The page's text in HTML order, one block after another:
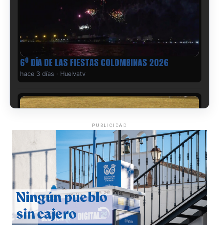
6º DÍA DE LAS FIESTAS COLOMBINAS 2026
hace 3 días · Huelvatv
QUINTA CORRIDA DE LAS FIESTAS COLOMBINAS
2026
hace 4 días·Huelvatv
PUBLICIDAD